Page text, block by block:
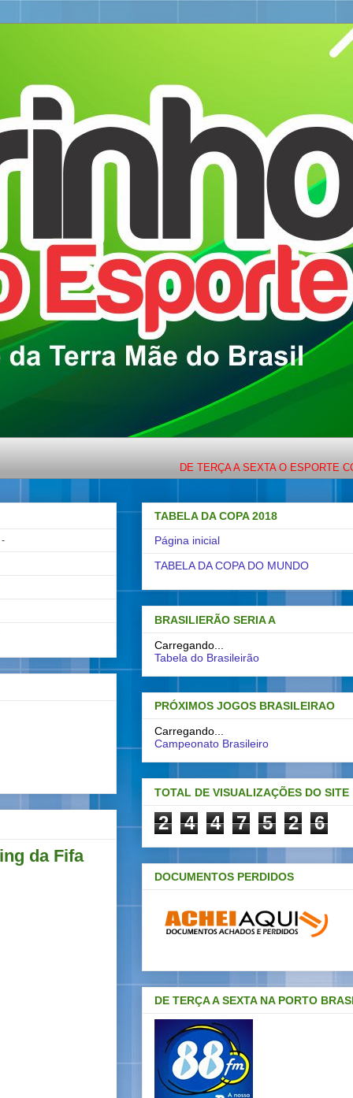
DE TERÇA A SEXTA O ESPORTE COM
-
da Fifa
TABELA DA COPA 2018
Página inicial
TABELA DA COPA DO MUNDO
BRASILIERÃO SERIA A
Carregando...
Tabela do Brasileirão
PRÓXIMOS JOGOS BRASILEIRAO
Carregando...
Campeonato Brasileiro
TOTAL DE VISUALIZAÇÕES DO SITE
2 4 4 7 5 2 6
DOCUMENTOS PERDIDOS
DE TERÇA A SEXTA NA PORTO